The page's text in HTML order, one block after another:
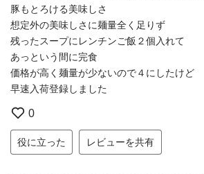
豚もとろける美味しさ
想定外の美味しさに麺量全く足りず
残ったスープにレンチンご飯２個入れて
あっという間に完食
価格が高く麺量が少ないので４にしたけど
早速入荷登録しました
0
役に立った レビューを共有